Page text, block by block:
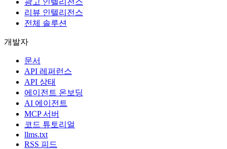
리뷰 인텔리전스
전체 솔루션
개발자
문서
API 레퍼런스
API 상태
에이전트 온보딩
AI 에이전트
MCP 서버
코드 튜토리얼
llms.txt
RSS 피드